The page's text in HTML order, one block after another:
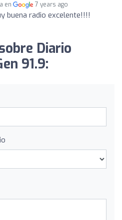
en 7 years ago
buena radio excelente!!!!
Diario
91.9: